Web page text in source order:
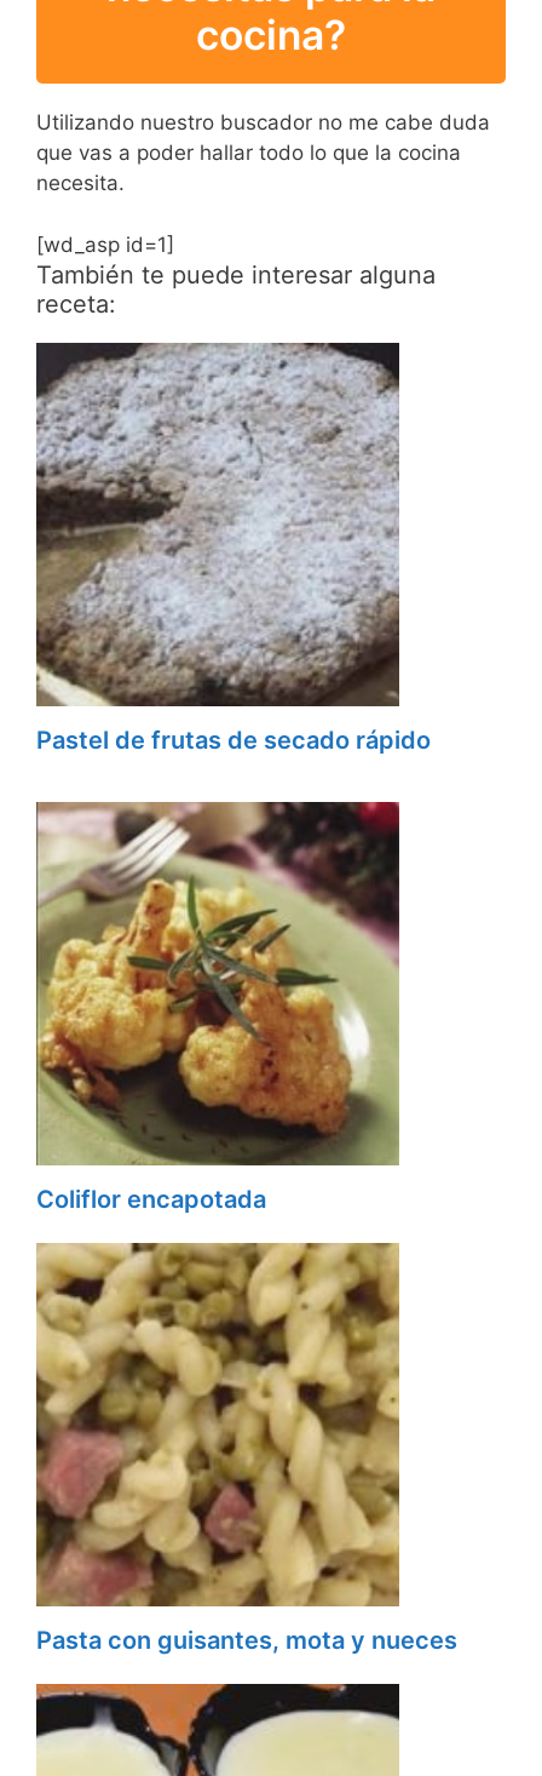
cocina?
Utilizando nuestro buscador no me cabe duda
que vas a poder hallar todo lo que la cocina
necesita.
[wd_asp id=1]
También te puede interesar alguna
receta:
Pastel de frutas de secado rápido
Coliflor encapotada
Pasta con guisantes, mota y nueces